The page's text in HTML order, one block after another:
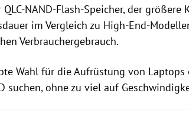
NAND-Flash-Speicher, der
im Vergleich zu High-End-
Verbrauchergebrauch.
Wahl für die Aufrüstung von
suchen, ohne zu viel auf